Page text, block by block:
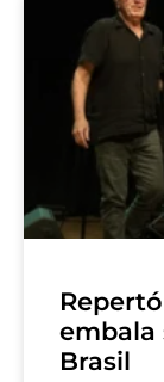
embala
Brasil